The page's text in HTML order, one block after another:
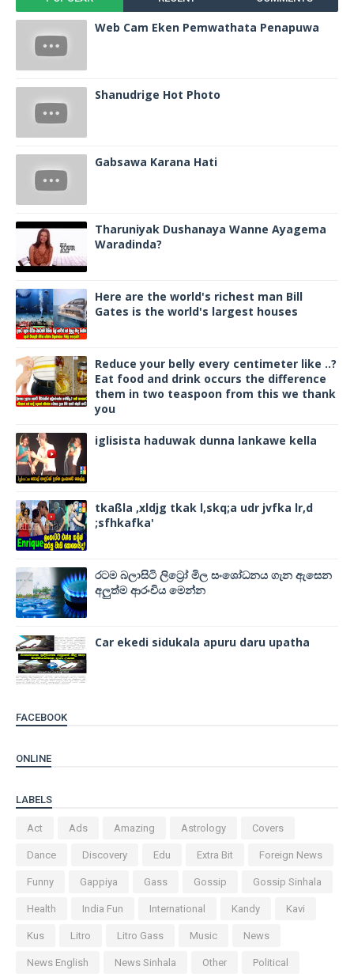
Web Cam Eken Pemwathata Penapuwa
Shanudrige Hot Photo
Gabsawa Karana Hati
Tharuniyak Dushanaya Wanne Ayagema
Waradinda?
Here are the world's richest man Bill
Gates is the world's largest houses
Reduce your belly every centimeter like ..?
Eat food and drink occurs the difference
them in two teaspoon from this we thank
you
iglisista haduwak dunna lankawe kella
tkaßla ,xldjg tkak l,skq;a udr jvfka lr,d
;sfhkafka'
රටම බලාසිටි ලිට්‍රෝ මිල සංශෝධනය ගැන ඇසෙන
අලුත්ම ආරංචිය මෙන්න
Car ekedi sidukala apuru daru upatha
FACEBOOK
ONLINE
LABELS
Act Ads Amazing Astrology Covers
Dance Discovery Edu Extra Bit Foreign News
Funny Gappiya Gass Gossip Gossip Sinhala
Health India Fun International Kandy Kavi
Kus Litro Litro Gass Music News
News English News Sinhala Other Political